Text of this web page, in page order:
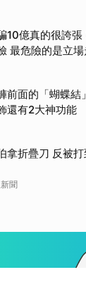
10億真的很誇
最危險的是立場
前面的「蝴蝶結
還有2大神功能
拿折疊刀 反被打
聞